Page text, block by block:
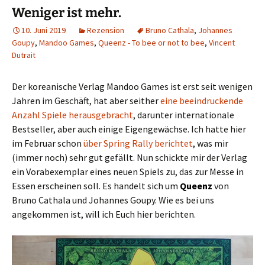
Weniger ist mehr.
10. Juni 2019 Rezension Bruno Cathala, Johannes
Goupy, Mandoo Games, Queenz - To bee or not to bee, Vincent
Dutrait
Der koreanische Verlag Mandoo Games ist erst seit wenigen
Jahren im Geschäft, hat aber seithereine beeindruckende
Anzahl Spiele herausgebracht, darunter internationale
Bestseller, aber auch einige Eigengewächse. Ich hatte hier
im Februar schon über Spring Rally berichtet, was mir
(immer noch) sehr gut gefällt. Nun schickte mir der Verlag
ein Vorabexemplar eines neuen Spiels zu, das zur Messe in
Essen erscheinen soll. Es handelt sich um Queenz von
Bruno Cathala und Johannes Goupy. Wie es bei uns
angekommen ist, will ich Euch hier berichten.